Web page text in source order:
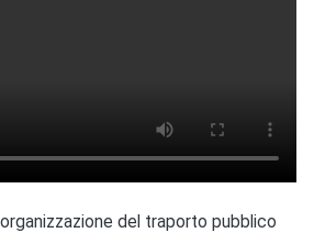
del traporto pubblico